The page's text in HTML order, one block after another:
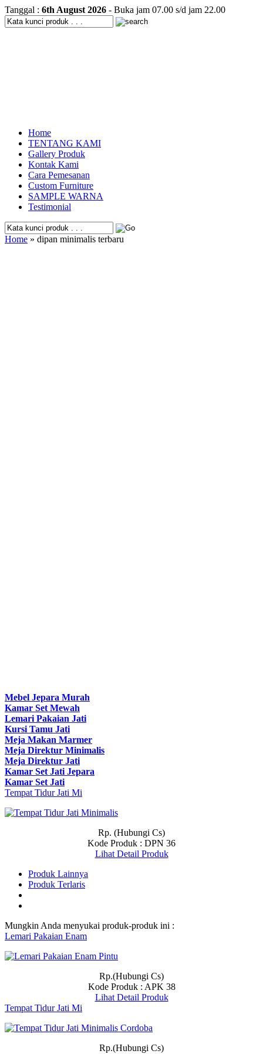
Tanggal : 6th August 2026 - Buka jam 07.00 s/d jam 22.00
Home
TENTANG KAMI
Gallery Produk
Kontak Kami
Cara Pemesanan
Custom Furniture
SAMPLE WARNA
Testimonial
Home » dipan minimalis terbaru
Mebel Jepara Murah
Kamar Set Mewah
Lemari Pakaian Jati
Kursi Tamu Jati
Meja Makan Marmer
Meja Direktur Minimalis
Meja Direktur Jati
Kamar Set Jati Jepara
Kamar Set Jati
Tempat Tidur Jati Mi
Rp. (Hubungi Cs)
Kode Produk : DPN 36
Lihat Detail Produk
Produk Lainnya
Produk Terlaris
Mungkin Anda menyukai produk-produk ini :
Lemari Pakaian Enam
Rp.(Hubungi Cs)
Kode Produk : APK 38
Lihat Detail Produk
Tempat Tidur Jati Mi
Rp.(Hubungi Cs)